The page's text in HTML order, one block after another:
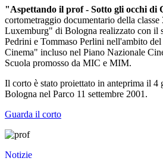
"Aspettando il prof - Sotto gli occhi di
cortometraggio documentario della
Luxemburg" di Bologna realizzato con il
Pedrini e Tommaso Perlini nell'ambito
Cinema" incluso nel Piano Nazionale
Scuola promosso da MIC e MIM.
Il corto è stato proiettato in anteprima il
Bologna nel Parco 11 settembre 2001.
Guarda il corto
Notizie